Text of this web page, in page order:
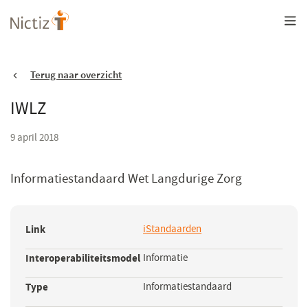
Overslaan
en
gaanTerug naar overzicht
IWLZ
9 april 2018
Informatiestandaard Wet Langdurige Zorg
Link iStandaarden
in
nieuw
Interoperabiliteitsmodel Informatie
Type Informatiestandaard